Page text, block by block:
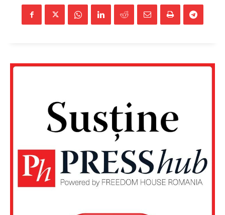
FREEDOM HOUSE ROMÂNIA
PRESShub
Despre noi / Echipa